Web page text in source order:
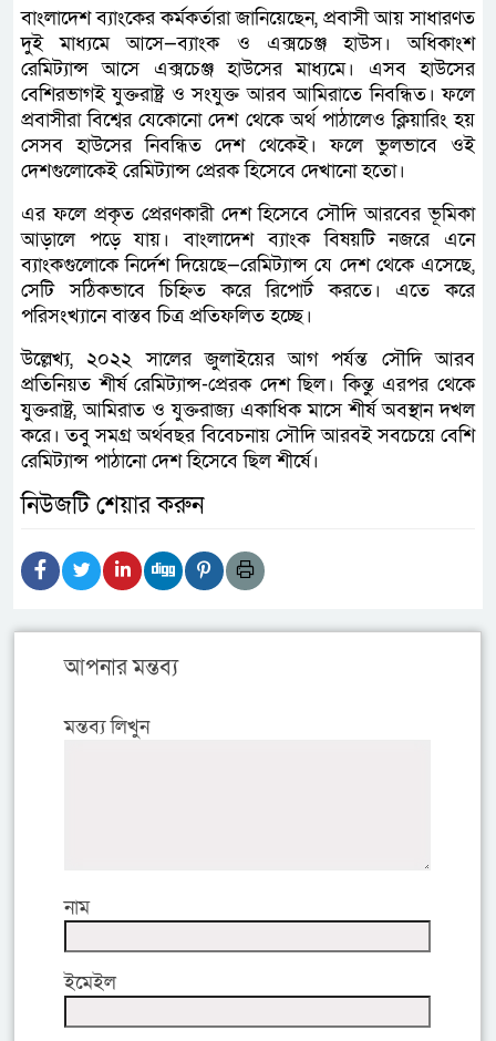
বাংলাদেশ ব্যাংকের কর্মকর্তারা জানিয়েছেন, প্রবাসী আয় সাধারণত
দুই মাধ্যমে আসে—ব্যাংক ও এক্সচেঞ্জ হাউস। অধিকাংশ
রেমিট্যান্স আসে এক্সচেঞ্জ হাউসের মাধ্যমে। এসব হাউসের
বেশিরভাগই যুক্তরাষ্ট্র ও সংযুক্ত আরব আমিরাতে নিবন্ধিত। ফলে
প্রবাসীরা বিশ্বের যেকোনো দেশ থেকে অর্থ পাঠালেও ক্লিয়ারিং হয়
সেসব হাউসের নিবন্ধিত দেশ থেকেই। ফলে ভুলভাবে ওই
দেশগুলোকেই রেমিট্যান্স প্রেরক হিসেবে দেখানো হতো।
এর ফলে প্রকৃত প্রেরণকারী দেশ হিসেবে সৌদি আরবের ভূমিকা
আড়ালে পড়ে যায়। বাংলাদেশ ব্যাংক বিষয়টি নজরে এনে
ব্যাংকগুলোকে নির্দেশ দিয়েছে—রেমিট্যান্স যে দেশ থেকে এসেছে,
সেটি সঠিকভাবে চিহ্নিত করে রিপোর্ট করতে। এতে করে
পরিসংখ্যানে বাস্তব চিত্র প্রতিফলিত হচ্ছে।
উল্লেখ্য, ২০২২ সালের জুলাইয়ের আগ পর্যন্ত সৌদি আরব
প্রতিনিয়ত শীর্ষ রেমিট্যান্স-প্রেরক দেশ ছিল। কিন্তু এরপর থেকে
যুক্তরাষ্ট্র, আমিরাত ও যুক্তরাজ্য একাধিক মাসে শীর্ষ অবস্থান দখল
করে। তবু সমগ্র অর্থবছর বিবেচনায় সৌদি আরবই সবচেয়ে বেশি
রেমিট্যান্স পাঠানো দেশ হিসেবে ছিল শীর্ষে।
নিউজটি শেয়ার করুন
আপনার মন্তব্য
মন্তব্য লিখুন
নাম
ইমেইল